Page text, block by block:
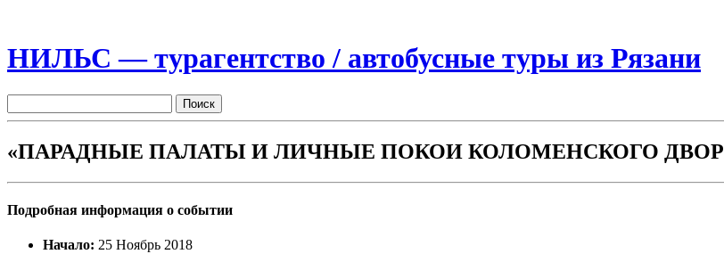
НИЛЬС — турагентство / автобусные туры из Рязани
«ПАРАДНЫЕ ПАЛАТЫ И ЛИЧНЫЕ ПОКОИ КОЛОМЕНСКОГО
Подробная информация о событии
Начало: 25 Ноябрь 2018